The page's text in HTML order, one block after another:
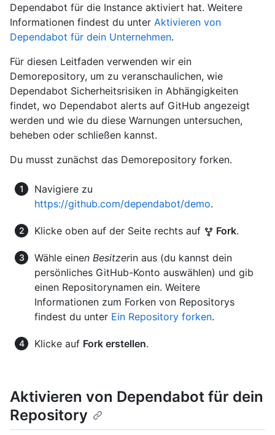
Dependabot für die Instance aktiviert hat. Weitere
Informationen findest du unter Aktivieren von
Dependabot für dein Unternehmen.
Für diesen Leitfaden verwenden wir ein
Demorepository, um zu veranschaulichen, wie
Dependabot Sicherheitsrisiken in Abhängigkeiten
findet, wo Dependabot alerts auf GitHub angezeigt
werden und wie du diese Warnungen untersuchen,
beheben oder schließen kannst.
Du musst zunächst das Demorepository forken.
Navigiere zu
https://github.com/dependabot/demo.
Klicke oben auf der Seite rechts auf Fork.
Wähle einen Besitzerin aus (du kannst dein
persönliches GitHub-Konto auswählen) und gib
einen Repositorynamen ein. Weitere
Informationen zum Forken von Repositorys
findest du unter Ein Repository forken.
Klicke auf Fork erstellen.
Aktivieren von Dependabot für dein
Repository